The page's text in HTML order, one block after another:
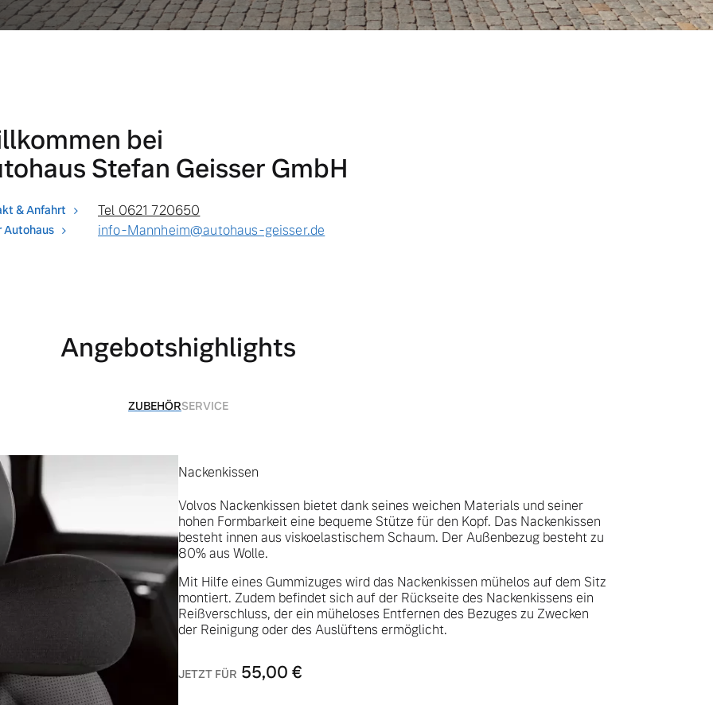
Original Volvo Winter- und Sommer Kompletträder.
bei
Stefan Geisser GmbH
& Anfahrt
Autohaus
Tel 0621 720650
info-Mannheim@autohaus-geisser.de
Angebotshighlights
ZUBEHÖRSERVICE
Nackenkissen
Volvos Nackenkissen bietet dank seines weichen Materials und seiner
hohen Formbarkeit eine bequeme Stütze für den Kopf. Das Nackenkissen
besteht innen aus viskoelastischem Schaum. Der Außenbezug besteht zu
80% aus Wolle.
Mit Hilfe eines Gummizuges wird das Nackenkissen mühelos auf dem Sitz
montiert. Zudem befindet sich auf der Rückseite des Nackenkissens ein
Reißverschluss, der ein müheloses Entfernen des Bezuges zu Zwecken
der Reinigung oder des Auslüftens ermöglicht.
JETZT FÜR 55,00 €